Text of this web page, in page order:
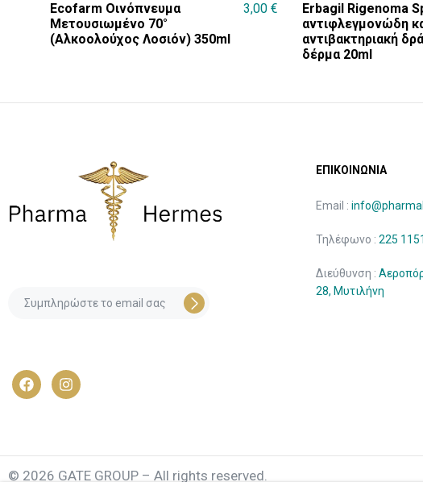
Ecofarm Οινόπνευμα
Μετουσιωμένο 70°
(Αλκοολούχος Λοσιόν) 350ml
3,00 €
Erbagil Rigenoma
αντιφλεγμονώδη
αντιβακτηριακή
δέρμα 20ml
ΕΠΙΚΟΙΝΩΝΙΑ
Email :
Τηλέφωνο : 225
Διεύθυνση :
28, Μυτιλήνη
© 2026 GATE GROUP – All rights reserved.